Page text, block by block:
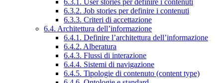
6.3.2. Job stories per definire i contenuti
6.3.3. Criteri di accettazione
6.4. Architettura dell’informazione
6.4.1. Definire l’architettura dell’informazione
6.4.2. Alberatura
6.4.3. Flussi di interazione
6.4.4. Sistemi di navigazione
6.4.5. Tipologie di contenuto (content type)